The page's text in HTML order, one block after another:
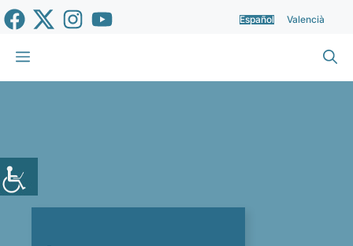
Saltar
al
contenido
Español Valencià
Menú